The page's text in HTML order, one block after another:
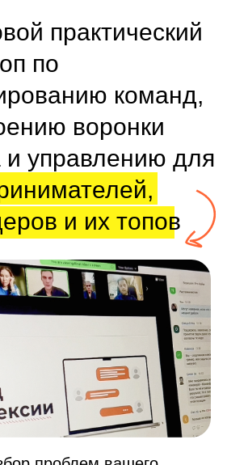
практический
по
команд,
воронки
и управлению для
и их топов